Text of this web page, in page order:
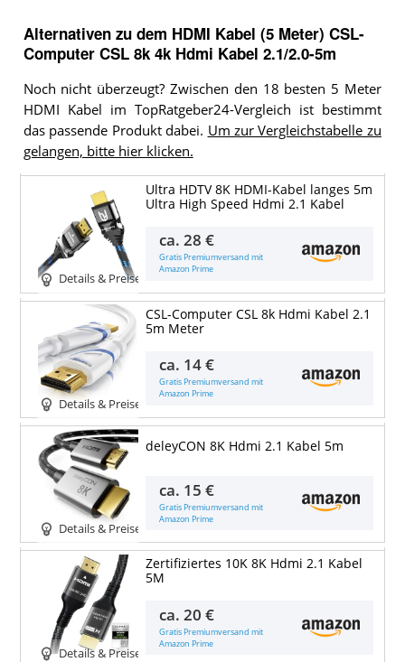
Alternativen zu dem HDMI Kabel (5 Meter) CSL-
Computer CSL 8k 4k Hdmi Kabel 2.1/2.0-5m
Noch nicht überzeugt? Zwischen den 18 besten 5 Meter
HDMI Kabel im TopRatgeber24-Vergleich ist bestimmt
das passende Produkt dabei. Um zur Vergleichstabelle zu
gelangen, bitte hier klicken.
Details & Preise
Ultra HDTV 8K HDMI-Kabel langes 5m
Ultra High Speed Hdmi 2.1 Kabel
ca.28 €
Gratis Premiumversand mit
Amazon Prime
Details & Preise
CSL-Computer CSL 8k Hdmi Kabel 2.1
5m Meter
ca. 14 €
Gratis Premiumversand mit
Amazon Prime
Details & Preise
deleyCON 8K Hdmi 2.1 Kabel 5m
ca. 15 €
Gratis Premiumversand mit
Amazon Prime
Details & Preise
Zertifiziertes 10K 8K Hdmi 2.1 Kabel
5M
ca.20 €
Gratis Premiumversand mit
Amazon Prime